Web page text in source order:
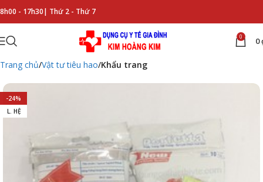
8h00 - 17h30| Thứ 2 - Thứ 7
0 0
Trang chủ Vật tư tiêu hao Khẩu trang
-24%
L. HỆ